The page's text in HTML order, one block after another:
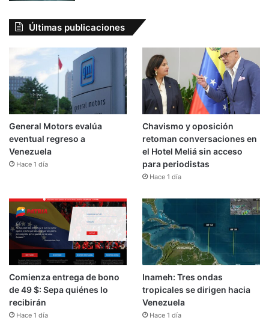
Últimas publicaciones
General Motors evalúa
eventual regreso a
Venezuela
Hace 1 día
Chavismo y oposición
retoman conversaciones en
el Hotel Meliá sin acceso
para periodistas
Hace 1 día
Comienza entrega de bono
de 49 $: Sepa quiénes lo
recibirán
Hace 1 día
Inameh: Tres ondas
tropicales se dirigen hacia
Venezuela
Hace 1 día